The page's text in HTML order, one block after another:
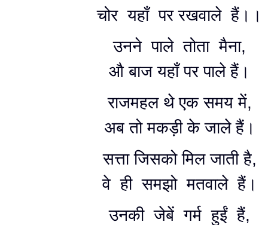
चोर यहाँ पर रखवाले हैं।।
उनने पाले तोता मैना,
औ बाज यहाँ पर पाले हैं।
राजमहल थे एक समय में,
अब तो मकड़ी के जाले हैं।
सत्ता जिसको मिल जाती है,
वे ही समझो मतवाले हैं।
उनकी जेबें गर्म हुईं हैं,